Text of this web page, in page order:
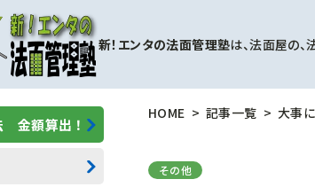
新！エンタの法面管理塾は、法面屋の、
HOME 記事一覧 大事
その他
金額算出！